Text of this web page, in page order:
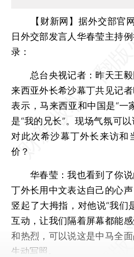
【财新网】据外交部官
日外交部发言人华春莹主持
录：
总台央视记者：昨天王毅
来西亚外长希沙幕丁共见记
表示，马来西亚和中国是“一
是“我的兄长”。现场气氛可
对此次希沙幕丁外长来访和
价？
华春莹：我也看到了你说
丁外长用中文表达自己的心
竖起了大拇指，对他说“我们
互动，让我们隔着屏幕都能
和热烈，可以说这是中马全
生动写照。